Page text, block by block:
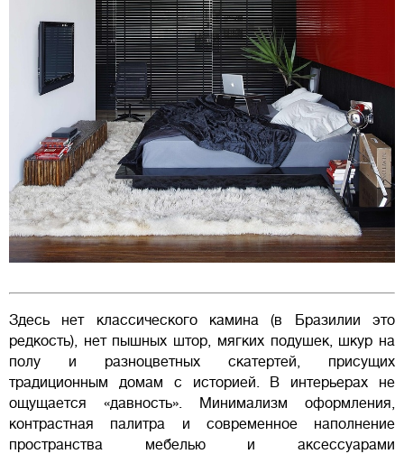
Здесь нет классического камина (в Бразилии это
редкость), нет пышных штор, мягких подушек, шкур на
полу и разноцветных скатертей, присущих
традиционным домам с историей. В интерьерах не
ощущается «давность». Минимализм оформления,
контрастная палитра и современное наполнение
пространства мебелью и аксессуарами